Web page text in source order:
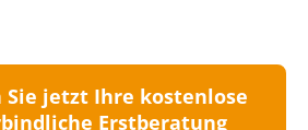
Sie jetzt Ihre kostenlose
Erstberatung